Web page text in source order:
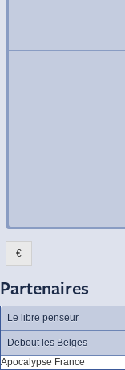
€
Partenaires
Le libre penseur
Debout les Belges
Apocalypse France